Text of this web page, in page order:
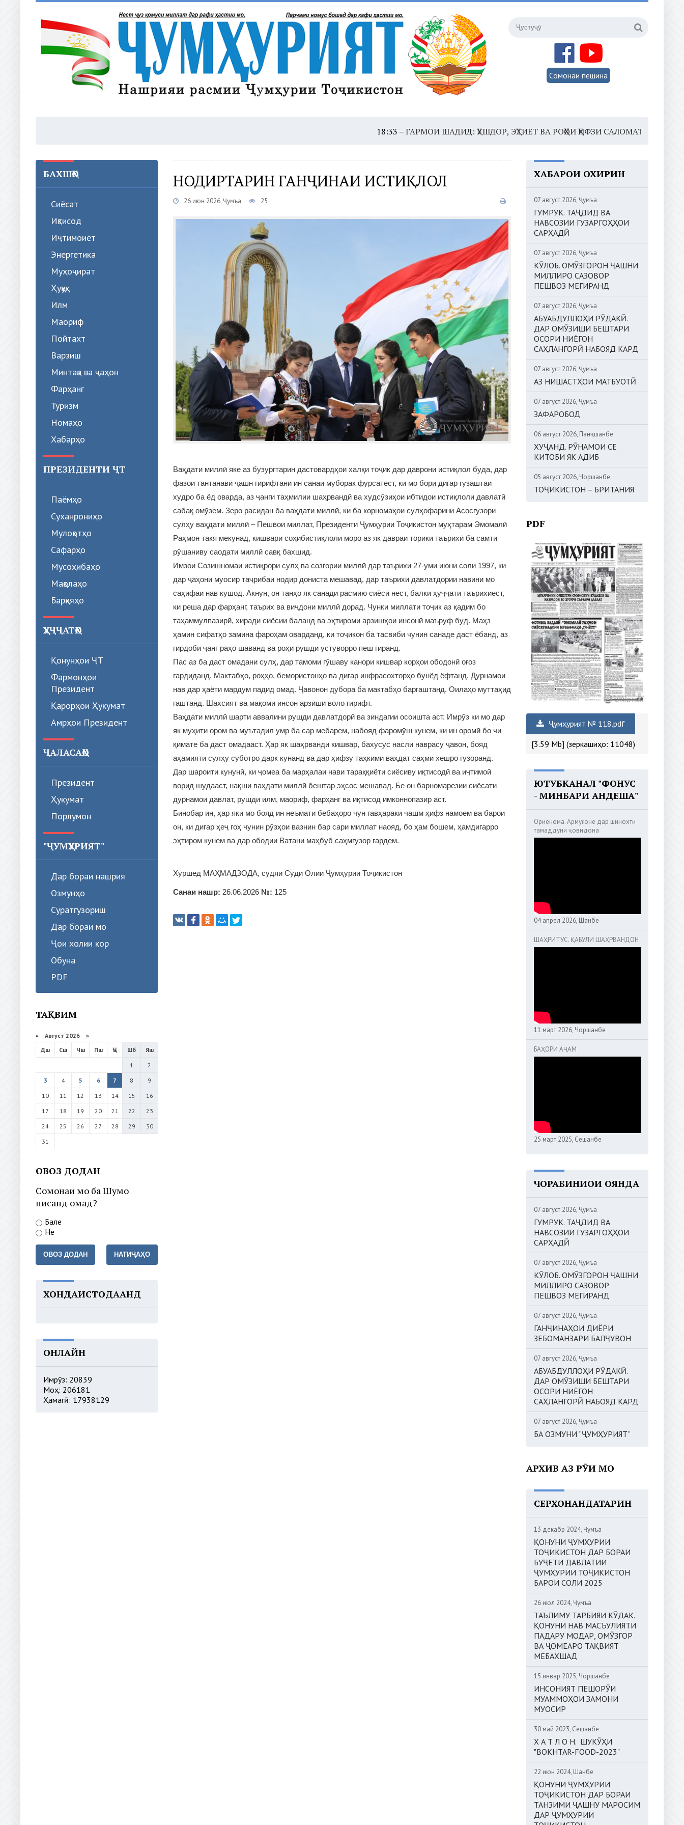
Сомонаи пешина
ГАРМОИ ШАДИД: ҲУШДОР, ЭҲТИЁТ ВА РОҲҲОИ ҲИФЗИ САЛОМАТӢ16:35 –
БАХШҲО
Сиёсат
Иқтисод
Иҷтимоиёт
Энергетика
Муҳоҷират
Ҳуқуқ
Илм
Маориф
Пойтахт
Варзиш
Минтақа ва ҷаҳон
Фарҳанг
Туризм
Номаҳо
Хабарҳо
ПРЕЗИДЕНТИ ҶТ
Паёмҳо
Суханрониҳо
Мулоқотҳо
Сафарҳо
Мусоҳибаҳо
Мақолаҳо
Барқияҳо
ҲУҶҶАТҲО
Қонунҳои ҶТ
Фармонҳои
Президент
Қарорҳои Ҳукумат
Амрҳои Президент
ҶАЛАСАҲО
Президент
Ҳукумат
Порлумон
"ҶУМҲУРИЯТ"
Дар бораи нашрия
Озмунҳо
Суратгузориш
Дар бораи мо
Ҷои холии кор
Обуна
PDF
ТАҚВИМ
« Август 2026 »
Дш
Сш Чш Пш Ҷъ Шб
Яш
1
2
3
4 5 6 7 8
9
10
11 12 13 14 15
16
17
18 19 20 21 22
23
24
25 26 27 28 29
30
31
ОВОЗ ДОДАН
Сомонаи мо ба Шумо
писанд омад?
Бале
Не
ОВОЗ ДОДАН НАТИҶАҲО
ХОНДАИСТОДААНД
ОНЛАЙН
Имрӯз: 20839
Моҳ: 206181
Ҳамагӣ: 17938129
НОДИРТАРИН ГАНҶИНАИ ИСТИҚЛОЛ
26 июн 2026, Ҷумъа 25
Ваҳдати миллӣ яке аз бузургтарин дастовардҳои халқи тоҷик дар даврони истиқлол буда, дар
фазои тантанавӣ ҷашн гирифтани ин санаи муборак фурсатест, ки мо бори дигар гузаштаи
худро ба ёд оварда, аз ҷанги таҳмилии шаҳрвандӣ ва худсӯзиҳои ибтидои истиқлоли давлатӣ
сабақ омӯзем. Зеро расидан ба ваҳдати миллӣ, ки ба корномаҳои сулҳофарини Асосгузори
сулҳу ваҳдати миллӣ – Пешвои миллат, Президенти Ҷумҳурии Тоҷикистон муҳтарам Эмомалӣ
Раҳмон такя мекунад, кишвари соҳибистиқлоли моро аз як давраи торики таърихӣ ба самти
рӯшаниву саодати миллӣ савқ бахшид.
Имзои Созишномаи истиқрори сулҳ ва созгории миллӣ дар таърихи 27-уми июни соли 1997, ки
дар ҷаҳони муосир таҷрибаи нодир дониста мешавад, дар таърихи давлатдории навини мо
саҳифаи нав кушод. Акнун, он танҳо як санади расмию сиёсӣ нест, балки ҳуҷҷати таърихиест,
ки реша дар фарҳанг, таърих ва виҷдони миллӣ дорад. Чунки миллати тоҷик аз қадим бо
таҳаммулпазирӣ, хиради сиёсии баланд ва эҳтироми арзишҳои инсонӣ маъруф буд. Маҳз
ҳамин сифатҳо замина фароҳам оварданд, ки тоҷикон ба тасвиби чунин санаде даст ёбанд, аз
гирдоби ҷанг раҳо шаванд ва роҳи рушди устуворро пеш гиранд.
Пас аз ба даст омадани сулҳ, дар тамоми гӯшаву канори кишвар корҳои ободонӣ оғоз
гардиданд. Мактабҳо, роҳҳо, бемористонҳо ва дигар инфрасохторҳо бунёд ёфтанд. Дурнамои
нав дар ҳаёти мардум падид омад. Ҷавонон дубора ба мактабҳо баргаштанд. Оилаҳо муттаҳид
гаштанд. Шахсият ва мақоми инсон арзиши воло гирифт.
Ваҳдати миллӣ шарти аввалини рушди давлатдорӣ ва зиндагии осоишта аст. Имрӯз ки мо дар
як муҳити ором ва муътадил умр ба сар мебарем, набояд фаромӯш кунем, ки ин оромӣ бо чи
қимате ба даст омадааст. Ҳар як шаҳрванди кишвар, бахусус насли наврасу ҷавон, бояд
аҳамияти сулҳу суботро дарк кунанд ва дар ҳифзу таҳкими ваҳдат саҳми хешро гузоранд.
Дар шароити кунунӣ, ки ҷомеа ба марҳалаи нави тараққиёти сиёсиву иқтисодӣ ва иҷтимоӣ
ворид шудааст, нақши ваҳдати миллӣ бештар эҳсос мешавад. Бе он барномарезии сиёсати
дурнамои давлат, рушди илм, маориф, фарҳанг ва иқтисод имконнопазир аст.
Бинобар ин, ҳар яки мо бояд ин неъмати бебаҳоро чун гавҳараки чашм ҳифз намоем ва барои
он, ки дигар ҳеҷ гоҳ чунин рӯзҳои вазнин бар сари миллат наояд, бо ҳам бошем, ҳамдигарро
эҳтиром кунем ва дар ободии Ватани маҳбуб саҳмгузор гардем.
Хуршед МАҲМАДЗОДА, судяи Суди Олии Ҷумҳурии Тоҷикистон
Санаи нашр: 26.06.2026 №: 125
ХАБАРҲОИ ОХИРИН
07 август 2026, Ҷумъа
ГУМРУК. ТАҶДИД ВА
НАВСОЗИИ ГУЗАРГОҲҲОИ
САРҲАДӢ
07 август 2026, Ҷумъа
КӮЛОБ. ОМӮЗГОРОН ҶАШНИ
МИЛЛИРО САЗОВОР
ПЕШВОЗ МЕГИРАНД
07 август 2026, Ҷумъа
АБУАБДУЛЛОҲИ РӮДАКӢ.
ДАР ОМӮЗИШИ БЕШТАРИ
ОСОРИ НИЁГОН
САҲЛАНГОРӢ НАБОЯД КАРД
07 август 2026, Ҷумъа
АЗ НИШАСТҲОИ МАТБУОТӢ
07 август 2026, Ҷумъа
ЗАФАРОБОД
06 август 2026, Панҷшанбе
ХУҶАНД. РӮНАМОИ СЕ
КИТОБИ ЯК АДИБ
05 август 2026, Чоршанбе
ТОҶИКИСТОН – БРИТАНИЯ
PDF
Ҷумҳурият № 118.pdf
[3.59 Mb] (зеркашиҳо: 11048)
ЮТУБКАНАЛ "ФОНУС
- МИНБАРИ АНДЕША"
Ориёнома. Армуғоне дар шинохти
тамаддуни ҷовидона
04 апрел 2026, Шанбе
ШАҲРИТУС. ҚАБУЛИ ШАҲРВАНДОН
11 март 2026, Чоршанбе
БАҲОРИ АҶАМ
25 март 2025, Сешанбе
ЧОРАБИНИҲОИ ОЯНДА
07 август 2026, Ҷумъа
ГУМРУК. ТАҶДИД ВА
НАВСОЗИИ ГУЗАРГОҲҲОИ
САРҲАДӢ
07 август 2026, Ҷумъа
КӮЛОБ. ОМӮЗГОРОН ҶАШНИ
МИЛЛИРО САЗОВОР
ПЕШВОЗ МЕГИРАНД
07 август 2026, Ҷумъа
ГАНҶИНАҲОИ ДИЁРИ
ЗЕБОМАНЗАРИ БАЛҶУВОН
07 август 2026, Ҷумъа
АБУАБДУЛЛОҲИ РӮДАКӢ.
ДАР ОМӮЗИШИ БЕШТАРИ
ОСОРИ НИЁГОН
САҲЛАНГОРӢ НАБОЯД КАРД
07 август 2026, Ҷумъа
БА ОЗМУНИ “ҶУМҲУРИЯТ”
АРХИВ АЗ РӮИ МОҲ
СЕРХОНАНДАТАРИН
13 декабр 2024, Ҷумъа
ҚОНУНИ ҶУМҲУРИИ
ТОҶИКИСТОН ДАР БОРАИ
БУҶЕТИ ДАВЛАТИИ
ҶУМҲУРИИ ТОҶИКИСТОН
БАРОИ СОЛИ 2025
26 июл 2024, Ҷумъа
ТАЪЛИМУ ТАРБИЯИ КӮДАК.
ҚОНУНИ НАВ МАСЪУЛИЯТИ
ПАДАРУ МОДАР, ОМӮЗГОР
ВА ҶОМЕАРО ТАҚВИЯТ
МЕБАХШАД
15 январ 2025, Чоршанбе
ИНСОНИЯТ ПЕШОРӮИ
МУАММОҲОИ ЗАМОНИ
МУОСИР
30 май 2023, Сешанбе
Х А Т Л О Н. ШУКӮҲИ
"BOKHTAR-FOOD-2023"
22 июн 2024, Шанбе
ҚОНУНИ ҶУМҲУРИИ
ТОҶИКИСТОН ДАР БОРАИ
ТАНЗИМИ ҶАШНУ МАРОСИМ
ДАР ҶУМҲУРИИ